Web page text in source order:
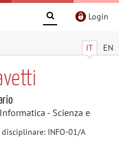
Login
IT EN
- Scienza e
INFO-01/A